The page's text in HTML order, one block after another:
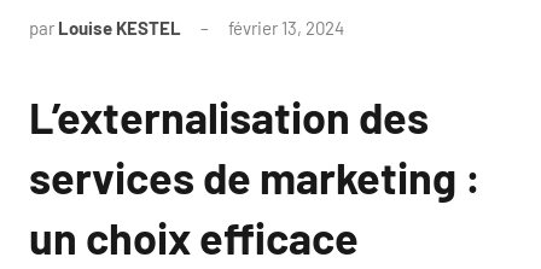
par Louise KESTEL février 13, 2024
L’externalisation des
services de marketing :
un choix efficace